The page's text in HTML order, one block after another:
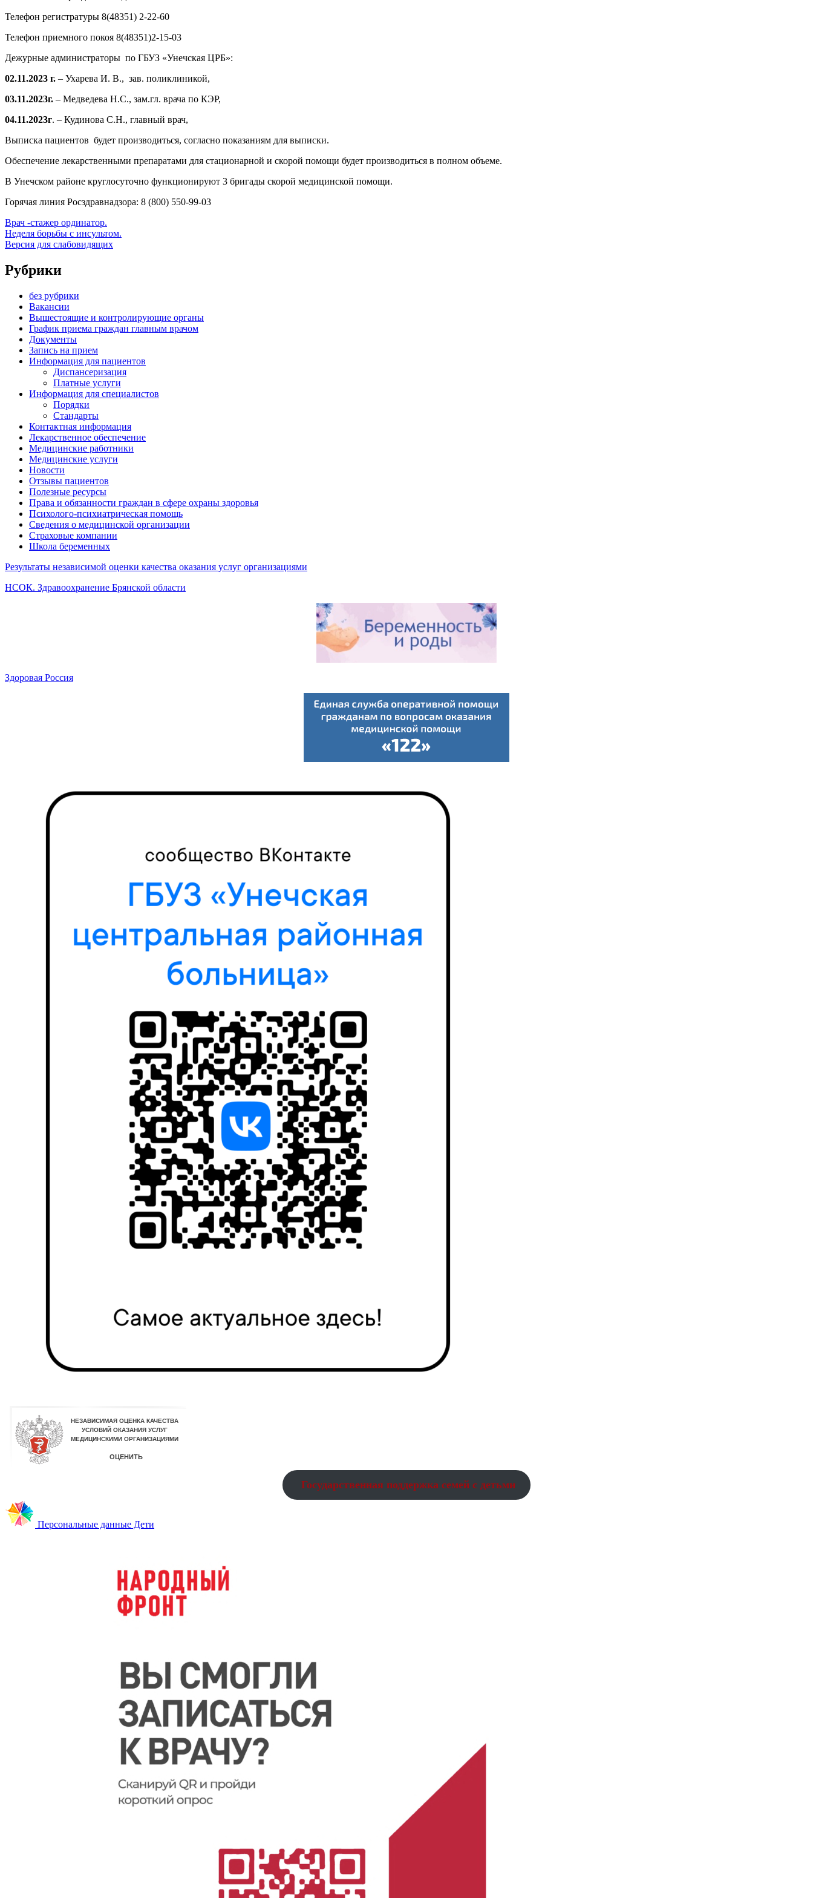
Телефон регистратуры 8(48351) 2-22-60
Телефон приемного покоя 8(48351)2-15-03
Дежурные администраторы по ГБУЗ «Унечская ЦРБ»:
02.11.2023 г. – Ухарева И. В., зав. поликлиникой,
03.11.2023г. – Медведева Н.С., зам.гл. врача по КЭР,
04.11.2023г. – Кудинова С.Н., главный врач,
Выписка пациентов будет производиться, согласно показаниям для выписки.
Обеспечение лекарственными препаратами для стационарной и скорой помощи будет производиться в полном объеме.
В Унечском районе круглосуточно функционируют 3 бригады скорой медицинской помощи.
Горячая линия Росздравнадзора: 8 (800) 550-99-03
Врач -стажер ординатор.
Неделя борьбы с инсультом.
Версия для слабовидящих
Рубрики
без рубрики
Вакансии
Вышестоящие и контролирующие органы
График приема граждан главным врачом
Документы
Запись на прием
Информация для пациентов
Диспансеризация
Платные услуги
Информация для специалистов
Порядки
Стандарты
Контактная информация
Лекарственное обеспечение
Медицинские работники
Медицинские услуги
Новости
Отзывы пациентов
Полезные ресурсы
Права и обязанности граждан в сфере охраны здоровья
Психолого-психиатрическая помощь
Сведения о медицинской организации
Страховые компании
Школа беременных
Результаты независимой оценки качества оказания услуг организациями
НСОК. Здравоохранение Брянской области
Здоровая Россия
Государственная поддержка семей с детьми
Персональные данные Дети